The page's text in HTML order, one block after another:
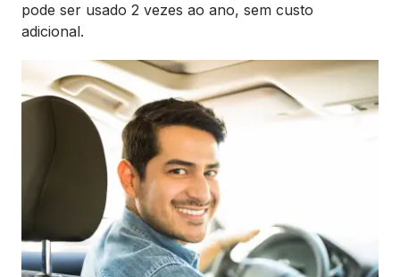
pode ser usado 2 vezes ao ano, sem custo
adicional.